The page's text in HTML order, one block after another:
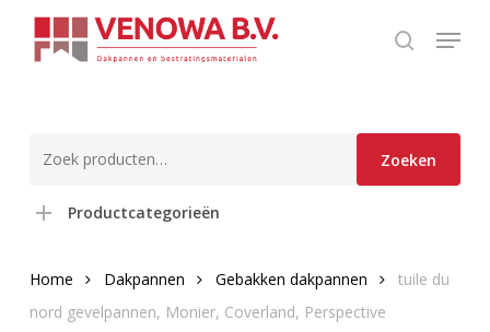
search
Menu
Zoeken
Productcategorieën
Home Dakpannen Gebakken dakpannen
tuile du
nord gevelpannen, Monier, Coverland, Perspective